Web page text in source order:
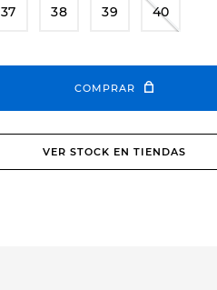
37 38 39 40
COMPRAR
VER STOCK EN TIENDAS